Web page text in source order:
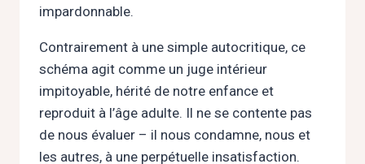
impardonnable.
Contrairement à une simple autocritique, ce
schéma agit comme un juge intérieur
impitoyable, hérité de notre enfance et
reproduit à l’âge adulte. Il ne se contente pas
de nous évaluer – il nous condamne, nous et
les autres, à une perpétuelle insatisfaction.